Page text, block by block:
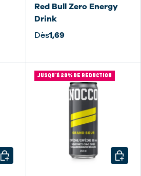
Red Bull Zero Energy
Drink
Dès1,69
CHOISIR LES OPTIONS
JUSQU’À 20% DE RÉDUCTION